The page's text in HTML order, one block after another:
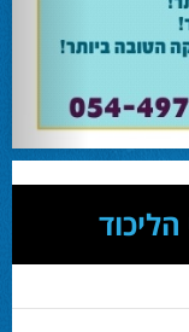
חוקי או לא?שמירה
. הכל במגזין